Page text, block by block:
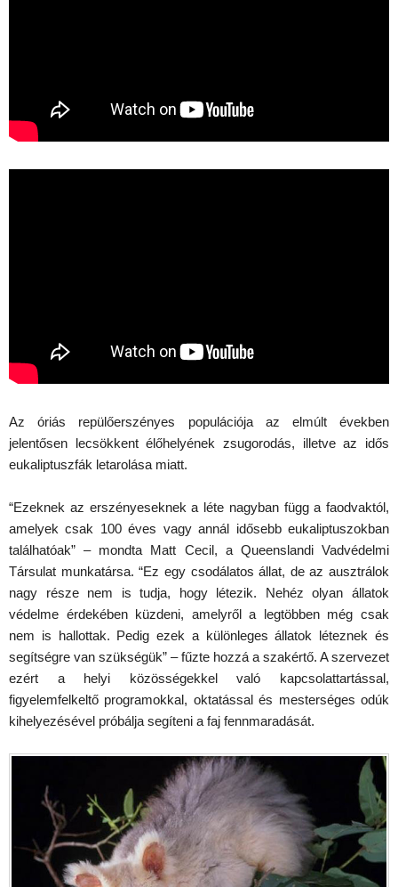
Az óriás repülőerszényes populációja az elmúlt években
jelentősen lecsökkent élőhelyének zsugorodás, illetve az idős
eukaliptuszfák letarolása miatt.
“Ezeknek az erszényeseknek a léte nagyban függ a faodvaktól,
amelyek csak 100 éves vagy annál idősebb eukaliptuszokban
találhatóak” – mondta Matt Cecil, a Queenslandi Vadvédelmi
Társulat munkatársa. “Ez egy csodálatos állat, de az ausztrálok
nagy része nem is tudja, hogy létezik. Nehéz olyan állatok
védelme érdekében küzdeni, amelyről a legtöbben még csak
nem is hallottak. Pedig ezek a különleges állatok léteznek és
segítségre van szükségük” – fűzte hozzá a szakértő. A szervezet
ezért a helyi közösségekkel való kapcsolattartással,
figyelemfelkeltő programokkal, oktatással és mesterséges odúk
kihelyezésével próbálja segíteni a faj fennmaradását.